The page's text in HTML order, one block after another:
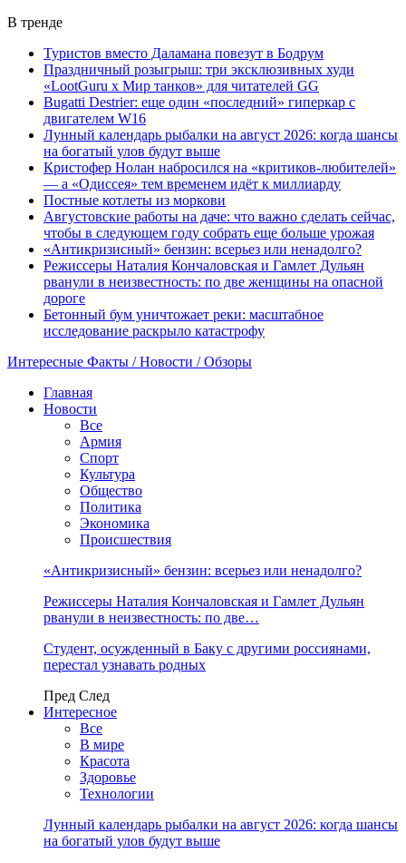
В тренде
Туристов вместо Даламана повезут в Бодрум
Праздничный розыгрыш: три эксклюзивных худи
«LootGuru х Мир танков» для читателей GG
Bugatti Destrier: еще один «последний» гиперкар с
двигателем W16
Лунный календарь рыбалки на август 2026: когда шансы
на богатый улов будут выше
Кристофер Нолан набросился на «критиков-любителей»
— а «Одиссея» тем временем идёт к миллиарду
Постные котлеты из моркови
Августовские работы на даче: что важно сделать сейчас,
чтобы в следующем году собрать еще больше урожая
«Антикризисный» бензин: всерьез или ненадолго?
Режиссеры Наталия Кончаловская и Гамлет Дульян
рванули в неизвестность: по две женщины на опасной
дороге
Бетонный бум уничтожает реки: масштабное
исследование раскрыло катастрофу
Интересные Факты / Новости / Обзоры
Главная
Новости
Все
Армия
Спорт
Культура
Общество
Политика
Экономика
Происшествия
«Антикризисный» бензин: всерьез или ненадолго?
Режиссеры Наталия Кончаловская и Гамлет Дульян
рванули в неизвестность: по две…
Студент, осужденный в Баку с другими россиянами,
перестал узнавать родных
Пред След
Интересное
Все
В мире
Красота
Здоровье
Технологии
Лунный календарь рыбалки на август 2026: когда шансы
на богатый улов будут выше